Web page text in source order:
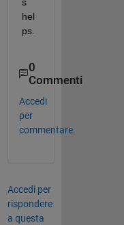
hel
ps.
0
Commenti
Accedi
per
commentare.
Accedi per
rispondere
a questa